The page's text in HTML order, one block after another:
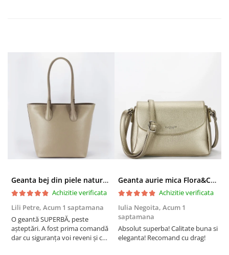
Geanta bej din piele naturala 8966 123
Achizitie verificata
Lili Petre, Acum 1 saptamana
O geantă SUPERBĂ, peste
așteptări. A fost prima comandă
dar cu siguranța voi reveni și cu
Geanta aurie mica Flora&CO Paris H6930 16
Achizitie verificata
Iulia Negoita, Acum 1
saptamana
Absolut superba! Calitate buna si
eleganta! Recomand cu drag!